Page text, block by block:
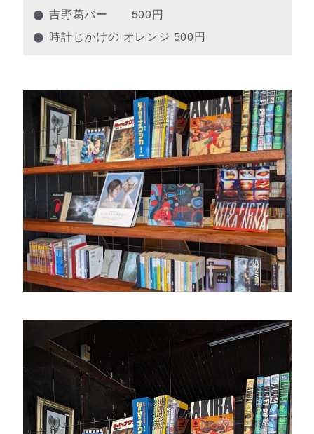
吉野葛バー 500円
時計じかけの オレンジ 500円